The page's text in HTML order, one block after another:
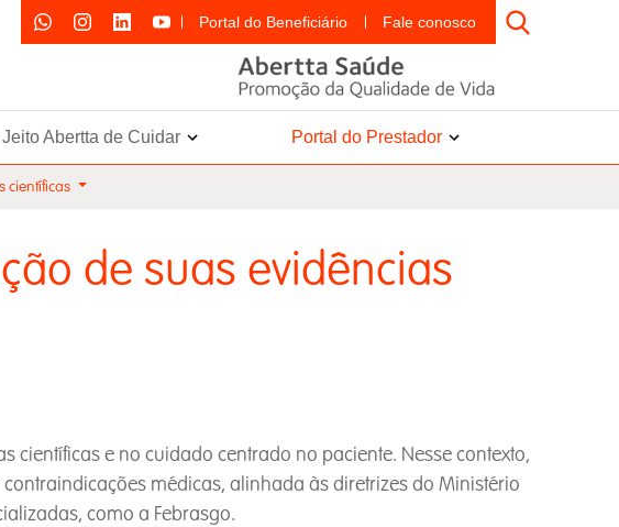
Portal do Beneficiário Fale conosco
Jeito Abertta de Cuidar Portal do Prestador
científicas
de suas evidências
e no cuidado centrado no paciente. Nesse contexto,
médicas, alinhada às diretrizes do Ministério
como a Febrasgo.